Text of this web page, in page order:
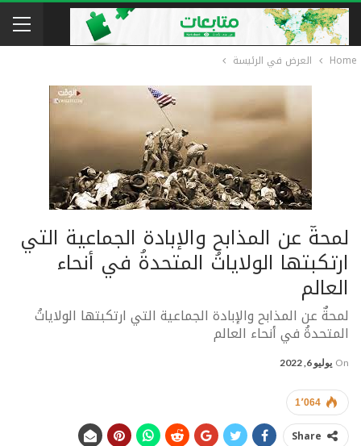
Home العرض في الرئيسة
لمحةٌ عن المذابح والإبادة الجماعية التي
ارتكبتها الولاياتُ المتحدةُ في أنحاء
العالم
لمحةٌ عن المذابح والإبادة الجماعية التي ارتكبتها الولاياتُ
المتحدةُ في أنحاء العالم
On يوليو 6, 2022
1٬064
Share